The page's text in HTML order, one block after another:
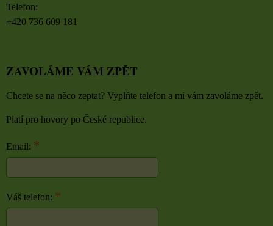
Telefon:
+420 736 609 181
ZAVOLÁME VÁM ZPĚT
Chcete se na něco zeptat? Vyplňte telefon a mi vám zavoláme zpět.
Platí pro hovory po České republice.
Email: *
Váš telefon: *